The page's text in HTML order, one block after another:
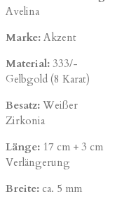
Avelina
Marke:Akzent
Material:333/-
Gelbgold (8 Karat)
Besatz:Weißer
Zirkonia
Länge:17 cm + 3 cm
Verlängerung
Breite:ca. 5 mm